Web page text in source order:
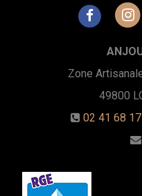
Zone
49800
02 41 68